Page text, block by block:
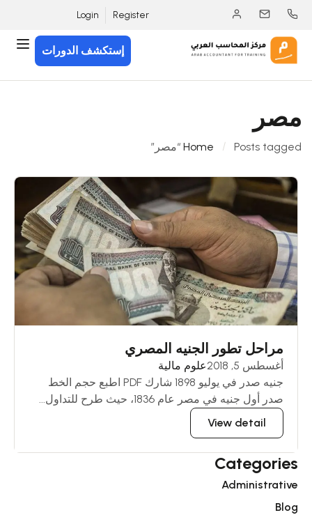
Register
Login
إستكشف الدورات
مصر
Home Posts tagged “مصر”
مراحل تطور الجنيه المصري
أغسطس 5, 2018
علوم مالية
جنيه صدر في يوليو 1898 شارك PDF اطبع حجم الخط
صدر أول جنيه في مصر عام 1836، حيث طرح للتداول...
View detail
Categories
Administrative
Blog